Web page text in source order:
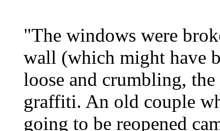
"The windows were
wall (which might have
loose and crumbling,
graffiti. An old couple
going to be reopened